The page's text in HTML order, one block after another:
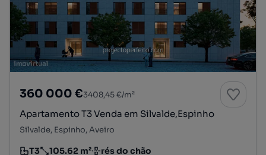
360 000 €3408,45 €/m²
Apartamento T3 Venda em Silvalde,Espinho
Silvalde, Espinho, Aveiro
T3 105.62 m² rés do chão